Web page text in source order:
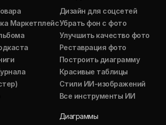
Маркетплейс
Дизайн для соцсетей
Убрать фон с фото
Улучшить качество фото
Реставрация фото
Построить диаграмму
Красивые таблицы
Стили ИИ-изображений
Все инструменты ИИ
Диаграммы